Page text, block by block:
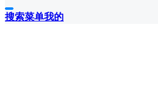
搜索菜单我的